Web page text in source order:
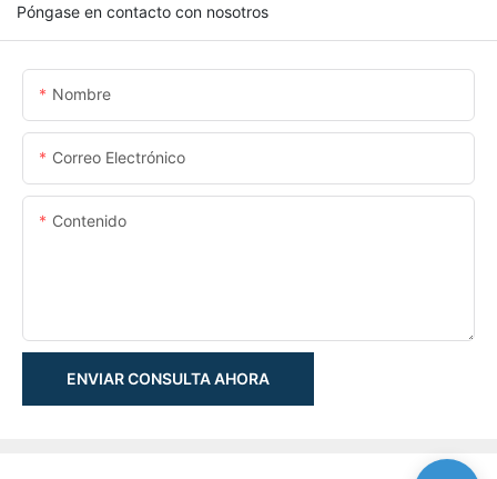
Póngase en contacto con nosotros
Nombre
Correo Electrónico
Contenido
ENVIAR CONSULTA AHORA